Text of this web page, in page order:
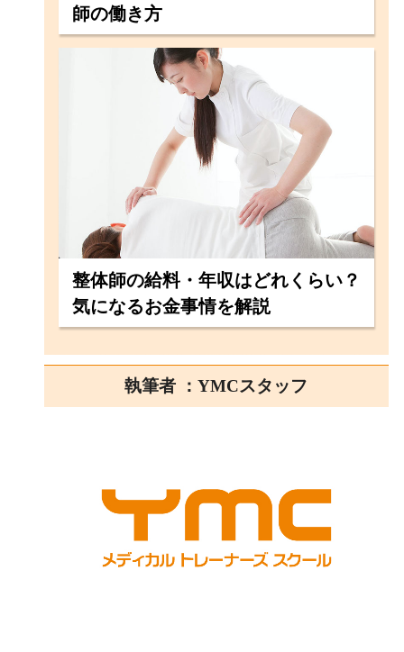
師の働き方
整体師の給料・年収はどれくらい？
気になるお金事情を解説
執筆者 ：YMCスタッフ